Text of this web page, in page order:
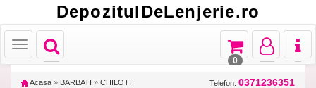
DepozitulDeLenjerie.ro
Toggle
navigation
Toggle
Toggle
navigation
Toggle
navigation
Toggle
navigation
0
Acasa » BARBATI » CHILOTI Telefon: 0371236351